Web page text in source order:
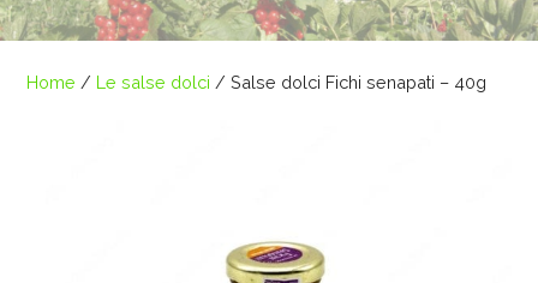
Home / Le salse dolci / Salse dolci Fichi senapati – 40g